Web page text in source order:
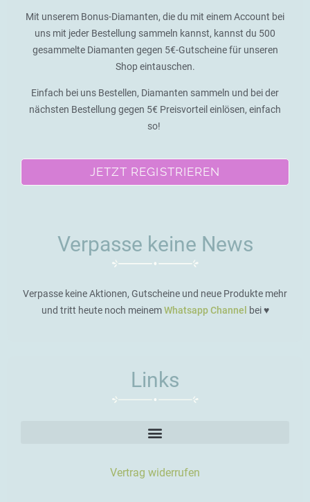
Mit unserem Bonus-Diamanten, die du mit einem Account bei
uns mit jeder Bestellung sammeln kannst, kannst du 500
gesammelte Diamanten gegen 5€-Gutscheine für unseren
Shop eintauschen.
Einfach bei uns Bestellen, Diamanten sammeln und bei der
nächsten Bestellung gegen 5€ Preisvorteil einlösen, einfach
so!
JETZT REGISTRIEREN
Verpasse keine News
Verpasse keine Aktionen, Gutscheine und neue Produkte mehr
und tritt heute noch meinemWhatsapp Channel bei ♥️
Links
Vertrag widerrufen